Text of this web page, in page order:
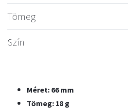
Tömeg
Szín
Méret: 66 mm
Tömeg: 18 g